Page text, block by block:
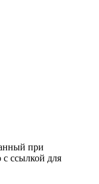
при
ссылкой для